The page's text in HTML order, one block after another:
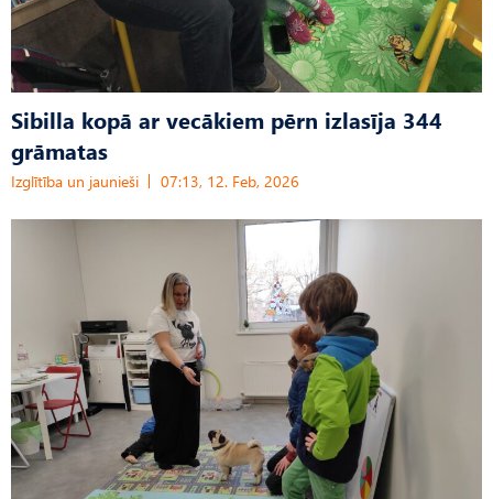
Sibilla kopā ar vecākiem pērn izlasīja 344
grāmatas
Izglītība un jaunieši 07:13, 12. Feb, 2026